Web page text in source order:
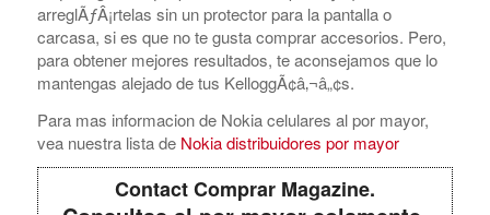
arreglÃƒÂ¡rtelas sin un protector para la pantalla o
carcasa, si es que no te gusta comprar accesorios. Pero,
para obtener mejores resultados, te aconsejamos que lo
mantengas alejado de tus KelloggÃ¢â‚¬â„¢s.
Para mas informacion de Nokia celulares al por mayor,
vea nuestra lista de Nokia distribuidores por mayor
Contact Comprar Magazine.